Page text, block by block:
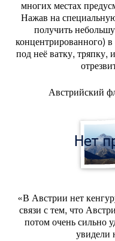
многих местах
Нажав на
получить
концентрированного)
под неё ватку,
Австрийский
«В Австрии нет
связи с тем, что
потом очень сильно
увидели